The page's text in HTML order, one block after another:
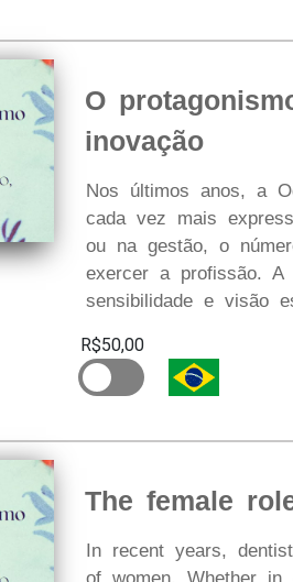
O
inovação
Nos últimos anos, a
cada vez mais
ou na gestão, o
exercer a profissão. A
sensibilidade e visão
R$50,00
The female
In recent years,